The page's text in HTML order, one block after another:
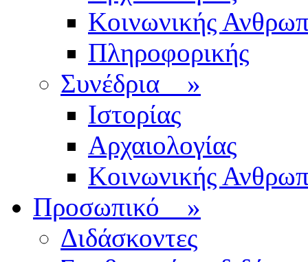
Κοινωνικής
Πληροφορικής
Συνέδρια »
Ιστορίας
Αρχαιολογίας
Κοινωνικής
Προσωπικό »
Διδάσκοντες